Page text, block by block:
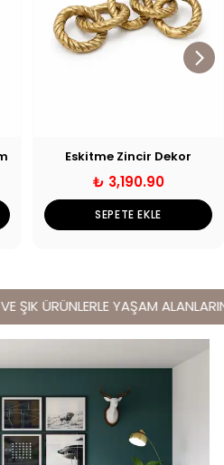
Eskitme Zincir Dekor
₺ 3,190.90
SEPETE EKLE
ŞIK ÜRÜNLERLE YAŞAM